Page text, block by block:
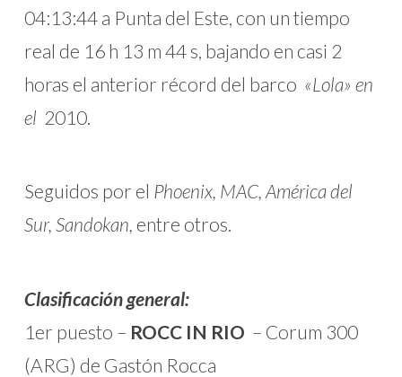
04:13:44 a Punta del Este, con un tiempo
real de 16 h 13 m 44 s, bajando en casi 2
horas el anterior récord del barco «Lola» en
el 2010.
Seguidos por el Phoenix, MAC, América del
Sur, Sandokan, entre otros.
Clasificación general:
1er puesto – ROCC IN RIO – Corum 300
(ARG) de Gastón Rocca